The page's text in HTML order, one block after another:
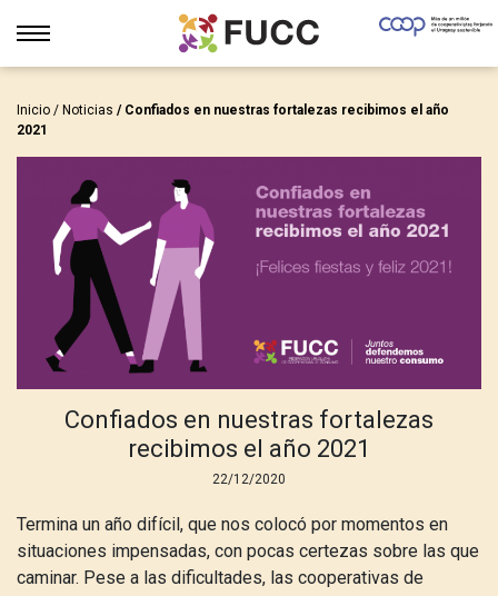
Inicio / Noticias / Confiados en nuestras fortalezas recibimos el año
2021
Confiados en nuestras fortalezas
recibimos el año 2021
22/12/2020
Termina un año difícil, que nos colocó por momentos en
situaciones impensadas, con pocas certezas sobre las que
caminar. Pese a las dificultades, las cooperativas de